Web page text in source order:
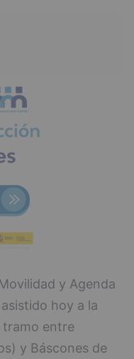
y Agenda
hoy a la
tramo entre
y Báscones de